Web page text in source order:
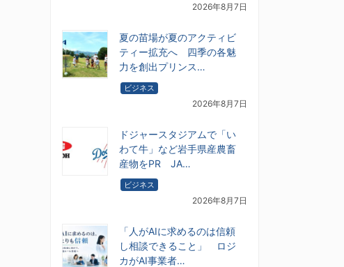
2026年8月7日
夏の苗場が夏のアクティビ
ティー拡充へ 四季の各魅
力を創出プリンス…
ビジネス
2026年8月7日
ドジャースタジアムで「い
わて牛」など岩手県産農畜
産物をPR JA…
ビジネス
2026年8月7日
「人がAIに求めるのは信頼
し相談できること」 ロジ
カがAI事業者…